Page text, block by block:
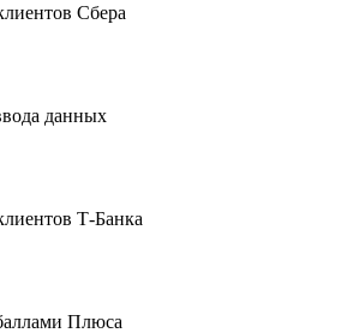
Сбера
данных
Т-Банка
Плюса